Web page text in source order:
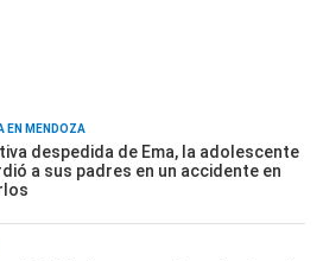
EN MENDOZA
despedida de Ema, la adolescente
a sus padres en un accidente en